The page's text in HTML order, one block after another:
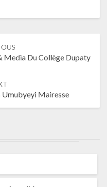
Media Du Collège Dupaty
Umubyeyi Mairesse